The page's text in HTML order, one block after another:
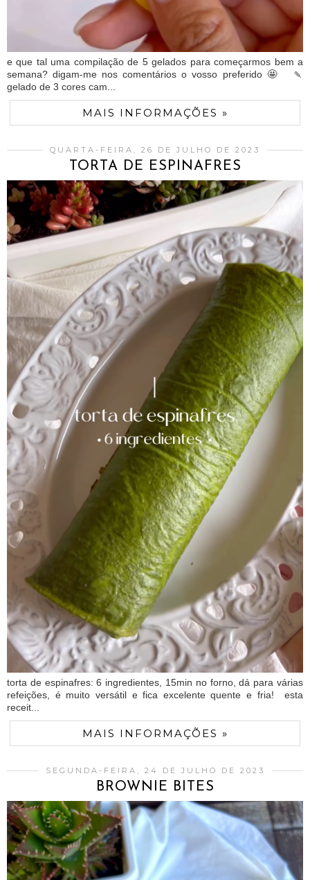
e que tal uma compilação de 5 gelados para começarmos bem a
semana? digam-me nos comentários o vosso preferido 🤩 🍡
gelado de 3 cores cam...
MAIS INFORMAÇÕES »
QUARTA-FEIRA, 26 DE JULHO DE 2023
TORTA DE ESPINAFRES
torta de espinafres: 6 ingredientes, 15min no forno, dá para várias
refeições, é muito versátil e fica excelente quente e fria! esta
receit...
MAIS INFORMAÇÕES »
SEGUNDA-FEIRA, 24 DE JULHO DE 2023
BROWNIE BITES